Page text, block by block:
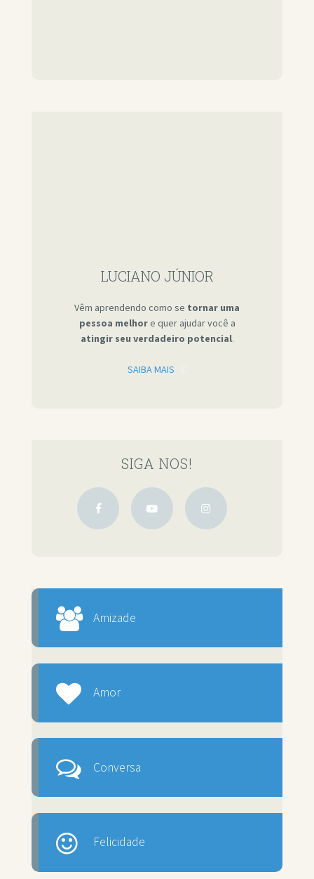
LUCIANO JÚNIOR
Vêm aprendendo como se tornar uma
pessoa melhore quer ajudar você a
atingir seu verdadeiro potencial.
SAIBA MAIS
SIGA NOS!
Amizade
Amor
Conversa
Felicidade